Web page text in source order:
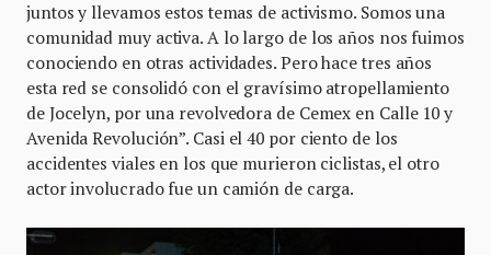
juntos y llevamos estos temas de activismo. Somos una
comunidad muy activa. A lo largo de los años nos fuimos
conociendo en otras actividades. Pero hace tres años
esta red se consolidó con el gravísimo atropellamiento
de Jocelyn, por una revolvedora de Cemex en Calle 10 y
Avenida Revolución”. Casi el 40 por ciento de los
accidentes viales en los que murieron ciclistas, el otro
actor involucrado fue un camión de carga.